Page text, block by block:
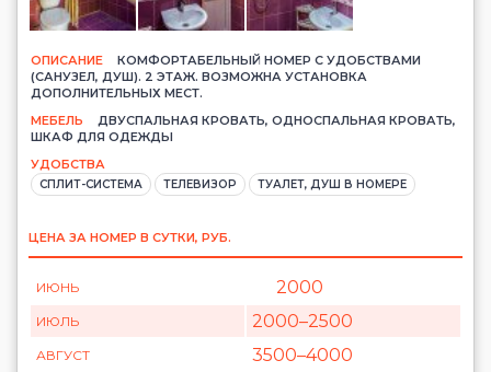
ОПИСАНИЕ
КОМФОРТАБЕЛЬНЫЙ НОМЕР С УДОБСТВАМИ
(САНУЗЕЛ, ДУШ). 2 ЭТАЖ. ВОЗМОЖНА УСТАНОВКА
ДОПОЛНИТЕЛЬНЫХ МЕСТ.
МЕБЕЛЬ
ДВУСПАЛЬНАЯ КРОВАТЬ, ОДНОСПАЛЬНАЯ КРОВАТЬ,
ШКАФ ДЛЯ ОДЕЖДЫ
УДОБСТВА
СПЛИТ-СИСТЕМА ТЕЛЕВИЗОР ТУАЛЕТ, ДУШ В НОМЕРЕ
ЦЕНА ЗА НОМЕР В СУТКИ, РУБ.
ИЮНЬ 2000
ИЮЛЬ 2000–2500
АВГУСТ 3500–4000